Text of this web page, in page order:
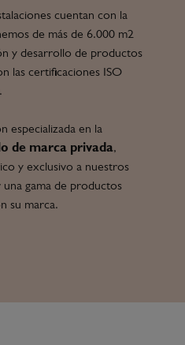
cuentan con la
de más de 6.000 m2
y desarrollo de productos
las certificaciones ISO
especializada en la
de marca privada,
y exclusivo a nuestros
gama de productos
su marca.